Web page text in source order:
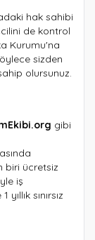
hak sahibi
de kontrol
Kurumu'na
sizden
olursunuz.
gibi
biri ücretsiz
iş
sınırsız